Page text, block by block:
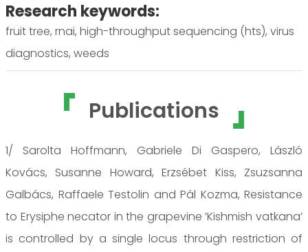
Research keywords:
fruit tree, rnai, high-throughput sequencing (hts), virus
diagnostics, weeds
Publications
1/ Sarolta Hoffmann, Gabriele Di Gaspero, László
Kovács, Susanne Howard, Erzsébet Kiss, Zsuzsanna
Galbács, Raffaele Testolin and Pál Kozma, Resistance
to Erysiphe necator in the grapevine ’Kishmish vatkana’
is controlled by a single locus through restriction of